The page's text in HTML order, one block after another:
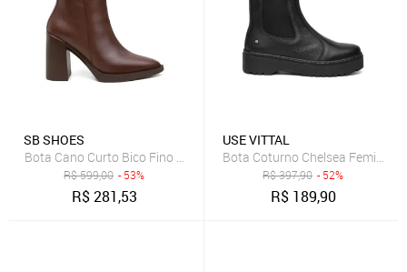
SB SHOES
Bota Cano Curto Bico Fino Classica SB Shoes BF100 Chocolate
R$599,00 - 53%
R$281,53
USE VITTAL
Bota Coturno Chelsea
R$397,90 - 52%
R$ 189,90